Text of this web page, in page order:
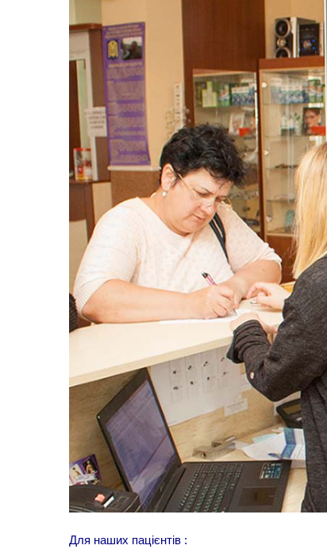
Для наших пацієнтів :